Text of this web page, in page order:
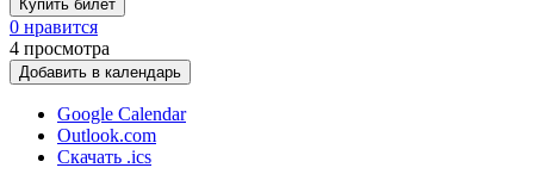
Купить билет
0 нравится
4 просмотра
Добавить в календарь
Google Calendar
Outlook.com
Скачать .ics